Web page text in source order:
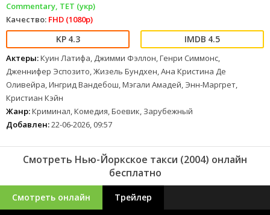
Commentary, ТЕТ (укр)
Качество: FHD (1080p)
4.3 4.5
Актеры:Куин Латифа, Джимми Фэллон, Генри Симмонс,
Дженнифер Эспозито, Жизель Бундхен, Ана Кристина Де
Оливейра, Ингрид Вандебош, Мэгали Амадей, Энн-Маргрет,
Кристиан Кэйн
Жанр:Криминал, Комедия, Боевик, Зарубежный
Добавлен:22-06-2026, 09:57
Смотреть Нью-Йоркское такси (2004) онлайн
бесплатно
Смотреть онлайн Трейлер